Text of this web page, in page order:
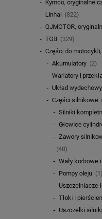
Kymco, oryginalne
Linhai (822)
QJMOTOR,
TGB (329)
Części do
Akumulatory (2)
Wariatory i
Układ
Części silnikowe
Silniki
Głowice
Zawory
(48)
Wały korbowe
Pompy oleju (1)
Uszczelniacze i
Tłoki i
Uszczelki